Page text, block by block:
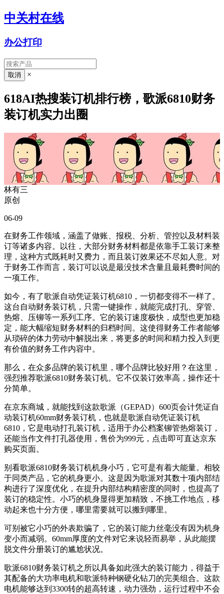
中关村在线
办公打印
×
618AI热搜装订机排行榜，歌派6810财务
装订机实力出圈
林有三
原创
06-09
在财务工作领域，涵盖了做账、报税、分析、管控以及材料装
订等诸多内容。以往，大部分财务材料都是依靠手工装订来整
理，这种方式既耗时又费力，而且装订效果还不尽如人意。对
于财务工作而言，装订可以说是最没技术含量且最耗费时间的
一项工作。
如今，有了歌派自动凭证装订机6810，一切都变得不一样了。
这台自动财务装订机，只需一键操作，就能完成打孔、穿管、
热熔、压铆等一系列工序。它的装订速度极快，成型也更加稳
定，能大幅缩短财务材料的归档时间。这使得财务工作者能够
从琐碎的体力劳动中解脱出来，将更多的时间和精力投入到更
有价值的财务工作内容中。
那么，在众多品牌的装订机里，哪个品牌比较好用？在这里，
强烈推荐歌派6810财务装订机。它不仅装订效率高，操作还十
分简单。
在京东商城，就能找到这款歌派（GEPAD）600页会计凭证自
动装订机60mm财务装订机，也就是歌派自动凭证装订机
6810，它是电动打孔装订机，适用于办公档案铆管热熔装订，
还能当作文件打孔器使用，售价为999元，点击即可直达京东
购买页面。
别看歌派6810财务装订机机身小巧，它可是有着大能量。相较
于同类产品，它的机身更小。这是因为歌派对其数十项内部结
构进行了深度优化，在提升内部结构精密度的同时，也提高了
装订的稳定性。小巧的机身显得更加精致，不挑工作地点，移
动起来也十分方便，哪里需要就可以搬到哪里。
可别被它小巧的外表欺骗了，它的装订能力丝毫没有因为机身
变小而减弱。60mm厚度的文件对它来说轻而易举，从此能摆
脱文件分册装订的尴尬状况。
歌派6810财务装订机之所以具备如此强大的装订能力，得益于
其配备的大功率电机和歌派特种钢硬化钻刀的完美组合。这款
电机能够达到3300转的超高转速，动力强劲，运行过程中不会